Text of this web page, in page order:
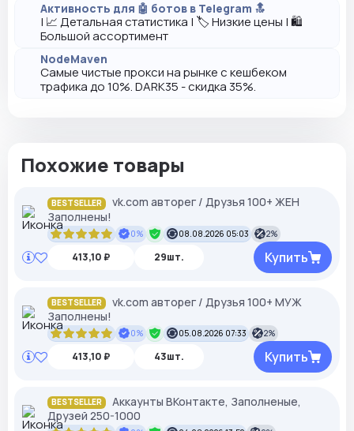
Активность для 🤖 ботов в Telegram 🔝
| 📈 Детальная статистика | 🏷️ Низкие цены | 🛍️
Большой ассортимент
NodeMaven
Самые чистые прокси на рынке с кешбеком
трафика до 10%. DARK35 - скидка 35%.
Похожие товары
BESTSELLER
vk.com авторег / Друзья 100+ ЖЕН
Заполнены!
0% 08.08.2026 05:03 2%
413,10 ₽ 29шт. Купить
BESTSELLER
vk.com авторег / Друзья 100+ МУЖ
Заполнены!
0% 05.08.2026 07:33 2%
413,10 ₽ 43шт. Купить
BESTSELLER
Аккаунты ВКонтакте, Заполненые,
Друзей 250-1000